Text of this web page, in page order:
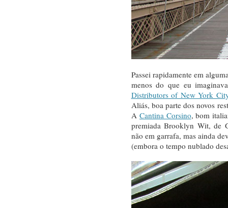
Passei rapidamente em
menos do que eu
Distributors of New York
Aliás, boa parte dos novos
A Cantina Corsino, bom
premiada Brooklyn Wit, de
não em garrafa, mas ainda
(embora o tempo nublado